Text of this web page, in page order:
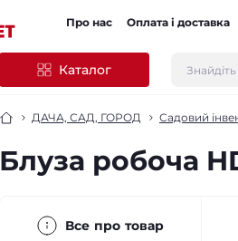
Про нас Оплата і доставка
Каталог
ДАЧА, САД, ГОРОД Садовий
Блуза робоча
Все про товар